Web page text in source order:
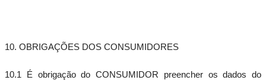
10. OBRIGAÇÕES DOS CONSUMIDORES
10.1 É obrigação do CONSUMIDOR preencher os dados do